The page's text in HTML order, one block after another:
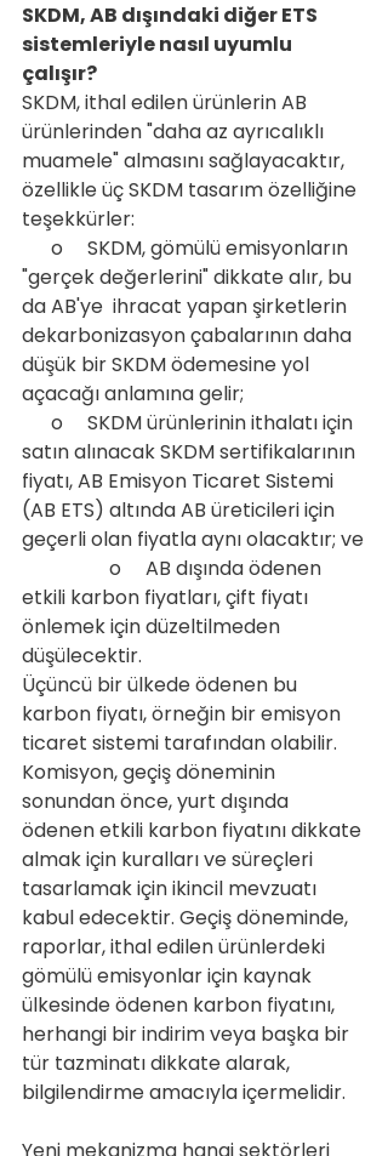
SKDM, AB dışındaki diğer ETS
sistemleriyle nasıl uyumlu
çalışır?
SKDM, ithal edilen ürünlerin AB
ürünlerinden "daha az ayrıcalıklı
muamele" almasını sağlayacaktır,
özellikle üç SKDM tasarım özelliğine
teşekkürler:
o     SKDM, gömülü emisyonların
"gerçek değerlerini" dikkate alır, bu
da AB'ye  ihracat yapan şirketlerin
dekarbonizasyon çabalarının daha
düşük bir SKDM ödemesine yol
açacağı anlamına gelir;
o     SKDM ürünlerinin ithalatı için
satın alınacak SKDM sertifikalarının
fiyatı, AB Emisyon Ticaret Sistemi
(AB ETS) altında AB üreticileri için
geçerli olan fiyatla aynı olacaktır; ve
o     AB dışında ödenen
etkili karbon fiyatları, çift fiyatı
önlemek için düzeltilmeden
düşülecektir.
Üçüncü bir ülkede ödenen bu
karbon fiyatı, örneğin bir emisyon
ticaret sistemi tarafından olabilir.
Komisyon, geçiş döneminin
sonundan önce, yurt dışında
ödenen etkili karbon fiyatını dikkate
almak için kuralları ve süreçleri
tasarlamak için ikincil mevzuatı
kabul edecektir. Geçiş döneminde,
raporlar, ithal edilen ürünlerdeki
gömülü emisyonlar için kaynak
ülkesinde ödenen karbon fiyatını,
herhangi bir indirim veya başka bir
tür tazminatı dikkate alarak,
bilgilendirme amacıyla içermelidir.